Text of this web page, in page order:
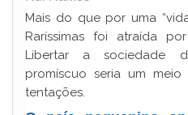
Mais do que por uma
Raríssimas foi atraída
Libertar a sociedade
promíscuo seria um
tentações.